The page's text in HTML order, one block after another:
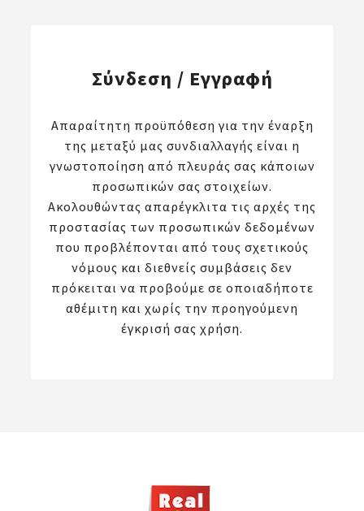
Σύνδεση / Εγγραφή
Απαραίτητη προϋπόθεση για την έναρξη
της μεταξύ μας συνδιαλλαγής είναι η
γνωστοποίηση από πλευράς σας κάποιων
προσωπικών σας στοιχείων.
Ακολουθώντας απαρέγκλιτα τις αρχές της
προστασίας των προσωπικών δεδομένων
που προβλέπονται από τους σχετικούς
νόμους και διεθνείς συμβάσεις δεν
πρόκειται να προβούμε σε οποιαδήποτε
αθέμιτη και χωρίς την προηγούμενη
έγκρισή σας χρήση.